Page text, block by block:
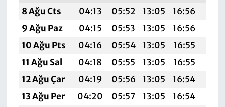
8 Ağu Cts
04:13 05:52 13:05 16:56
9 Ağu Paz
04:15 05:53 13:05 16:56
10 Ağu Pts
04:16 05:54 13:05 16:55
11 Ağu Sal
04:18 05:55 13:05 16:55
12 Ağu Çar
04:19 05:56 13:05 16:54
13 Ağu Per
04:20 05:57 13:05 16:54